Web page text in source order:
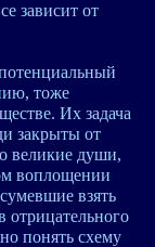
зависит от
тоже
Их задача
закрыты от
великие души,
воплощении
взять
отрицательного
понять схему